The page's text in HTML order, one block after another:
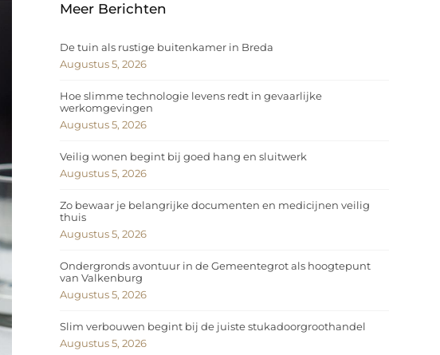
Meer Berichten
De tuin als rustige buitenkamer in Breda
Augustus 5, 2026
Hoe slimme technologie levens redt in gevaarlijke
werkomgevingen
Augustus 5, 2026
Veilig wonen begint bij goed hang en sluitwerk
Augustus 5, 2026
Zo bewaar je belangrijke documenten en medicijnen veilig
thuis
Augustus 5, 2026
Ondergronds avontuur in de Gemeentegrot als hoogtepunt
van Valkenburg
Augustus 5, 2026
Slim verbouwen begint bij de juiste stukadoorgroothandel
Augustus 5, 2026